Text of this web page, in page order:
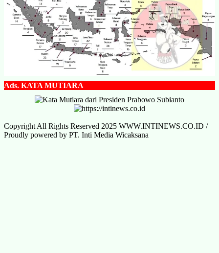
Ads. KATA MUTIARA
Copyright All Rights Reserved 2025 WWW.INTINEWS.CO.ID /
Proudly powered by PT. Inti Media Wicaksana